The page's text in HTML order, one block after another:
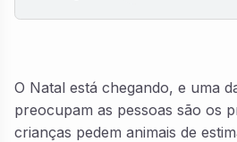
O Natal está chegando, e uma
preocupam as pessoas são os
crianças pedem animais de